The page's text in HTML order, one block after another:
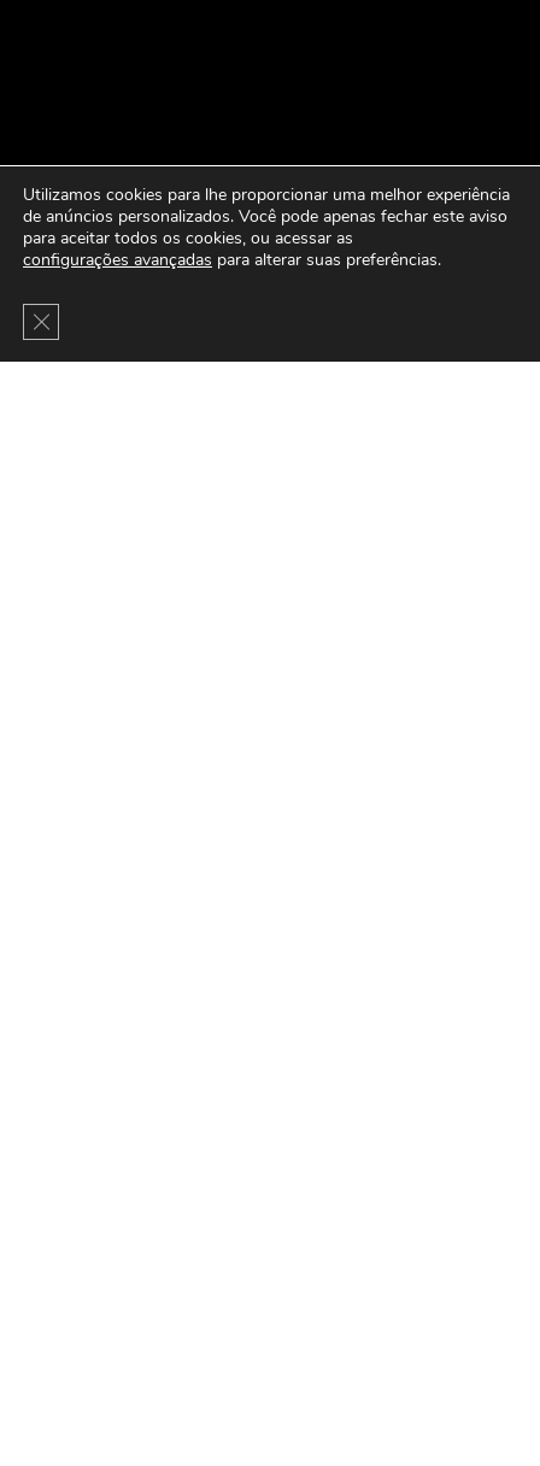
Utilizamos cookies para lhe proporcionar uma melhor experiência
de anúncios personalizados. Você pode apenas fechar este aviso
para aceitar todos os cookies, ou acessar as
configurações avançadas para alterar suas preferências.
Close GDPR Cookie Banner